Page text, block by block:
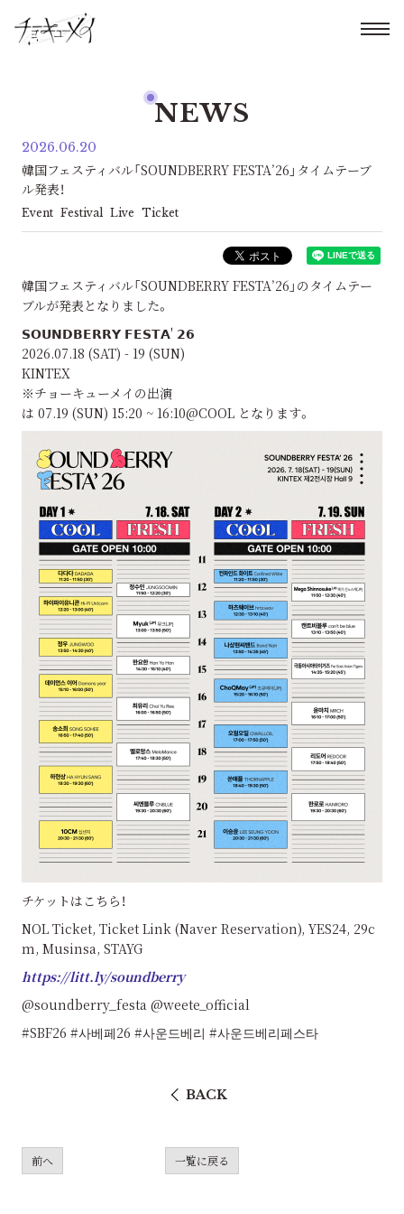
NEWS
2026.06.20
韓国フェスティバル「SOUNDBERRY FESTA’26」タイムテーブ
ル発表！
Event Festival Live Ticket
韓国フェスティバル「SOUNDBERRY FESTA’26」のタイムテー
ブルが発表となりました。
𝗦𝗢𝗨𝗡𝗗𝗕𝗘𝗥𝗥𝗬 𝗙𝗘𝗦𝗧𝗔' 𝟮𝟲
2026.07.18 (SAT) - 19 (SUN)
KINTEX
※チョーキューメイの出演
は 07.19 (SUN) 15:20 ~ 16:10@COOL となります。
チケットはこちら！
NOL Ticket, Ticket Link (Naver Reservation), YES24, 29c
m, Musinsa, STAYG
https://litt.ly/soundberry
@soundberry_festa @weete_official
#SBF26 #사베페26 #사운드베리 #사운드베리페스타
BACK
前へ 一覧に戻る